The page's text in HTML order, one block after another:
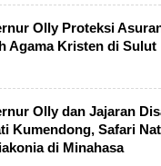
Olly Proteksi
Agama Kristen di Sulut
Olly dan Jajaran
Kumendong, Safari
di Minahasa